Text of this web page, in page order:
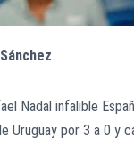
Nadal infalible
Uruguay por 3 a 0 y